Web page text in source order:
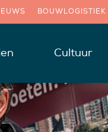
Cultuur
BOUWLOGISTIEK